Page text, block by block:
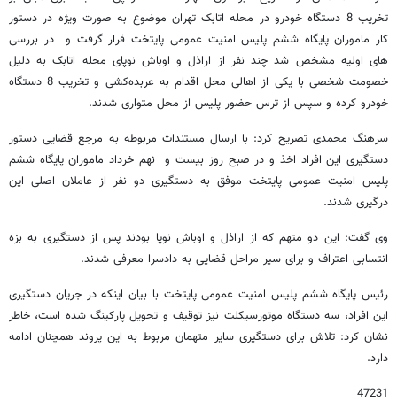
تخریب 8 دستگاه خودرو در محله اتابک تهران موضوع به صورت ویژه در دستور
کار ماموران پایگاه ششم پلیس امنیت عمومی پایتخت قرار گرفت و در بررسی
های اولیه مشخص شد چند نفر از اراذل و اوباش نوپای محله اتابک به دلیل
خصومت شخصی با یکی از اهالی محل اقدام به عربده‌کشی و تخریب 8 دستگاه
خودرو کرده و سپس از ترس حضور پلیس از محل متواری شدند.
سرهنگ محمدی تصریح کرد: با ارسال مستندات مربوطه به مرجع قضایی دستور
دستگیری این افراد اخذ و در صبح روز بیست و نهم خرداد ماموران پایگاه ششم
پلیس امنیت عمومی پایتخت موفق به دستگیری دو نفر از عاملان اصلی این
درگیری شدند.
وی گفت: این دو متهم که از اراذل و اوباش نوپا بودند پس از دستگیری به بزه
انتسابی اعتراف و برای سیر مراحل قضایی به دادسرا معرفی شدند.
رئیس پایگاه ششم پلیس امنیت عمومی پایتخت با بیان اینکه در جریان دستگیری
این افراد، سه دستگاه موتورسیکلت نیز توقیف و تحویل پارکینگ شده است، خاطر
نشان کرد: تلاش برای دستگیری سایر متهمان مربوط به این پروند همچنان ادامه
دارد.
47231